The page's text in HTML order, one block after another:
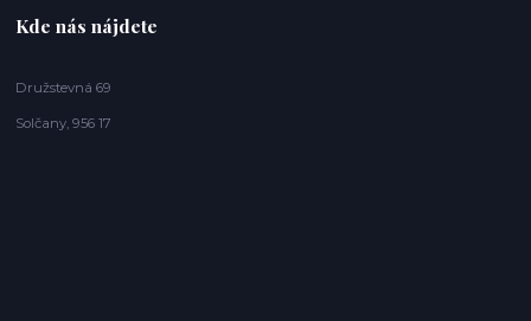
Kde nás nájdete
Družstevná 69
Solčany, 956 17